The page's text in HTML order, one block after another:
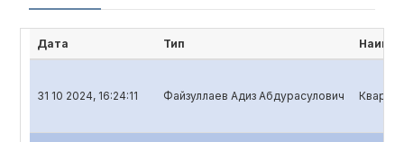
Дата Тип
31 10 2024, 16:24:11 Файзуллаев Адиз Абдурасулович